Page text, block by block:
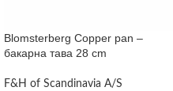
Blomsterberg Copper pan –
бакарна тава 28 cm
F&H of Scandinavia A/S